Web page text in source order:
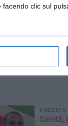
clic sul
5 AGOSTO
Sanità,